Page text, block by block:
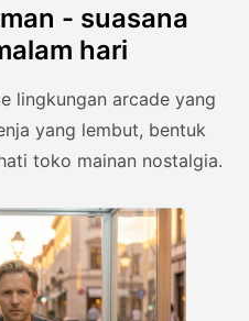
- suasana
hari
lingkungan arcade yang
yang lembut, bentuk
toko mainan nostalgia.